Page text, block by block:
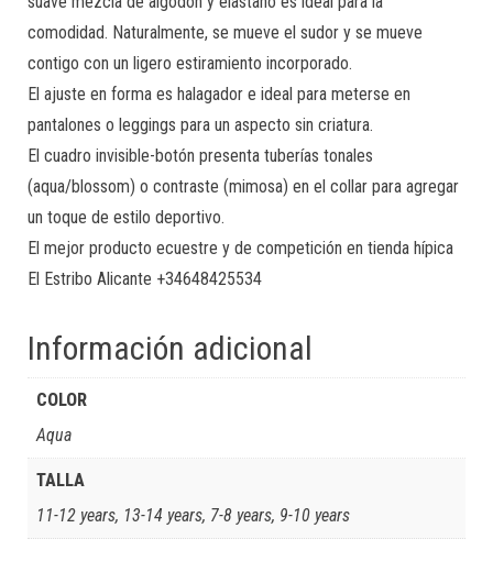
comodidad. Naturalmente, se mueve el sudor y se mueve
contigo con un ligero estiramiento incorporado.
El ajuste en forma es halagador e ideal para meterse en
pantalones o leggings para un aspecto sin criatura.
El cuadro invisible-botón presenta tuberías tonales
(aqua/blossom) o contraste (mimosa) en el collar para agregar
un toque de estilo deportivo.
El mejor producto ecuestre y de competición en tienda hípica
El Estribo Alicante +34648425534
Información adicional
COLOR
Aqua
TALLA
11-12 years, 13-14 years, 7-8 years, 9-10 years